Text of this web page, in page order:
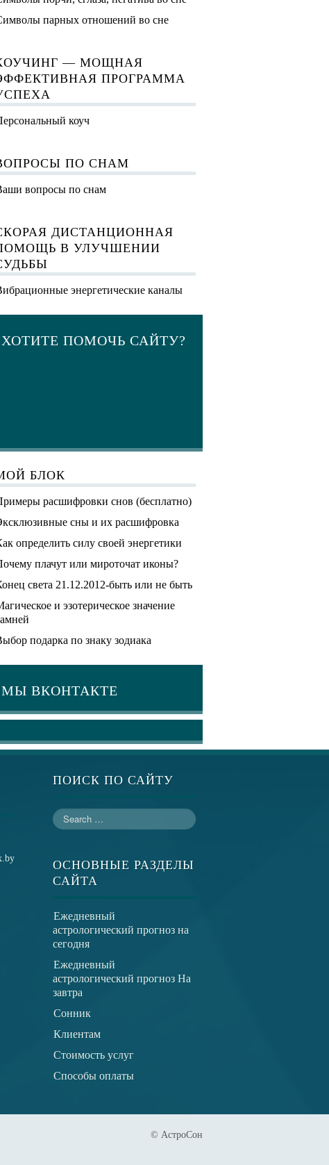
парных отношений во сне
— МОЩНАЯ
ПРОГРАММА
коуч
ПО СНАМ
вопросы по снам
ДИСТАНЦИОННАЯ
В УЛУЧШЕНИИ
энергетические каналы
ХОТИТЕ ПОМОЧЬ САЙТУ?
БЛОК
расшифровки снов (бесплатно)
сны и их расшифровка
определить силу своей энергетики
плачут или мироточат иконы?
света 21.12.2012-быть или не быть
и эзотерическое значение
подарка по знаку зодиака
МЫ ВКОНТАКТЕ
ПОИСК ПО САЙТУ
ОСНОВНЫЕ РАЗДЕЛЫ
САЙТА
Ежедневный
астрологический прогноз на
сегодня
Ежедневный
астрологический прогноз На
завтра
Сонник
Клиентам
Стоимость услуг
Способы оплаты
© АстроСон